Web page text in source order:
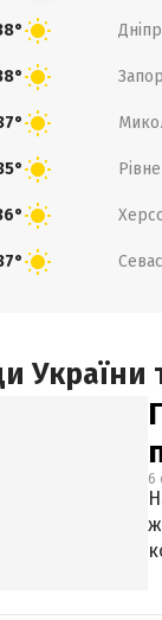
Рівне
України
6